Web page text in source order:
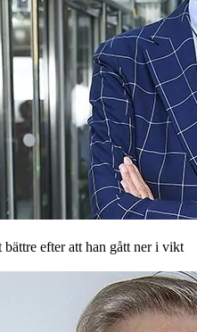
efter att han gått ner i vikt